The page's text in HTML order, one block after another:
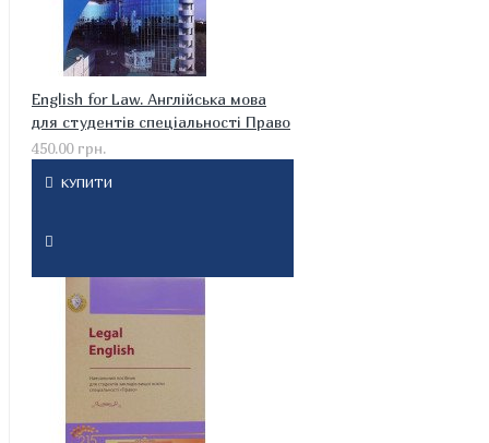
English for Law. Англійська мова
для студентів спеціальності Право
450.00 грн.
КУПИТИ